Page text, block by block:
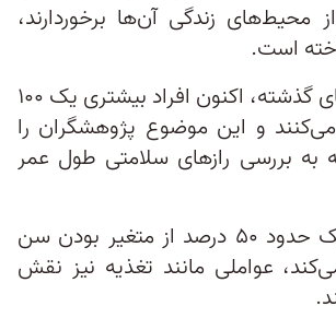
محیط‌های زندگی آن‌ها برخوردارند،
است.
نسبت به نسل‌های گذشته، اکنون افراد بیشتری یک ۱۰۰
و این موضوع پژوهشگران را
به بررسی رازهای سلامتی طول عمر
در حالی که ژنتیک حدود ۵۰ درصد از متغیر بودن سن
عواملی مانند تغذیه نیز نقش